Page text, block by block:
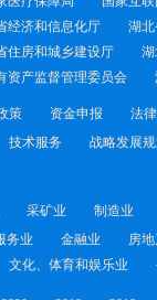
经济和信息化厅
湖
住房和城乡建设厅
资产监督管理委员会
策 资金申报
法
技术服务
战略发展
采矿业
制造业
务业
金融业
房
文化、体育和娱乐业